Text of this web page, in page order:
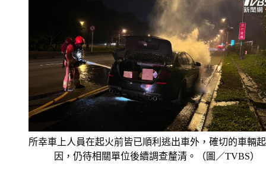
所幸車上人員在起火前皆已順利逃出車外，確切的車輛